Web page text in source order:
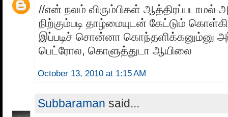
//என் நலம் விரும்பிகள் ஆத்திரப்படாமல்
நிற்கும்படி தாழ்மையுடன் கேட்டும்
இப்படிச் சொன்னா கொந்தளிக்கனும்னு
பெட்ரோல, கொளுத்துடா ஆயிலை
October 13, 2010 at 1:15 AM
Subbaraman said...